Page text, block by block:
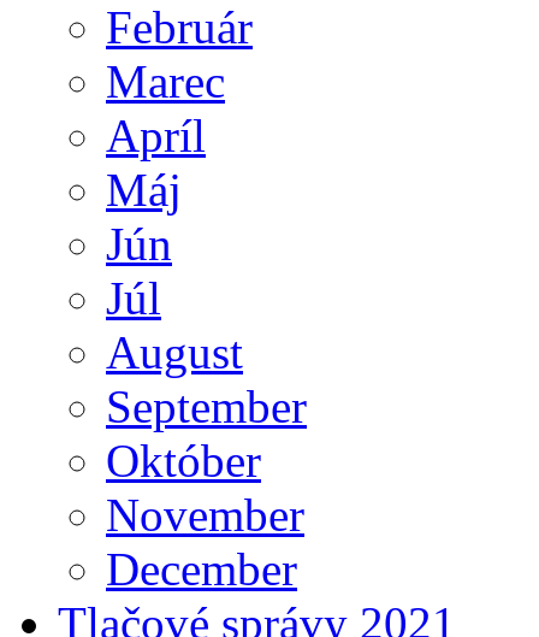
Február
Marec
Apríl
Máj
Jún
Júl
August
September
Október
November
December
Tlačové správy 2021